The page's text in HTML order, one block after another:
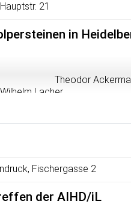
21
in
21 Theodor
Lacher
39 Mina Bechtel
Familie
Familie
39 Familie Gumbel
8 Edwin Reis
Fischergasse 2
der AIHD/iL